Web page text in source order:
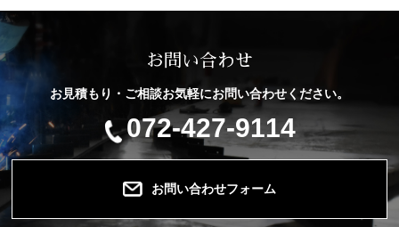
お問い合わせ
お見積もり・ご相談お気軽にお問い合わせください。
072-427-9114
お問い合わせフォーム